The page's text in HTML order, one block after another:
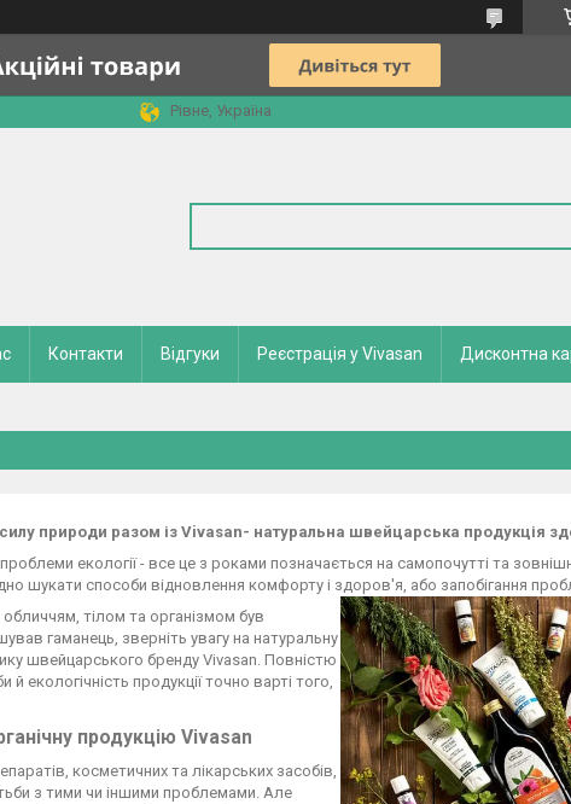
Рівне, Україна
Контакти Відгуки Реєстрація у Vivasan Дисконтна
природи разом із Vivasan- натуральна швейцарська продукція
екології - все це з роками позначається на самопочутті та
шукати способи відновлення комфорту і здоров'я, або запобігання
тілом та організмом був
гаманець, зверніть увагу на натуральну
швейцарського бренду Vivasan. Повністю
й екологічність продукції точно варті того,
продукцію Vivasan
косметичних та лікарських засобів,
з тими чи іншими проблемами. Але